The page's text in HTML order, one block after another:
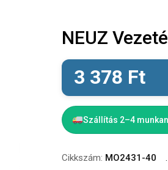
NEUZ
3 378 Ft
Szállítás 2–4
Cikkszám: MO2431-40